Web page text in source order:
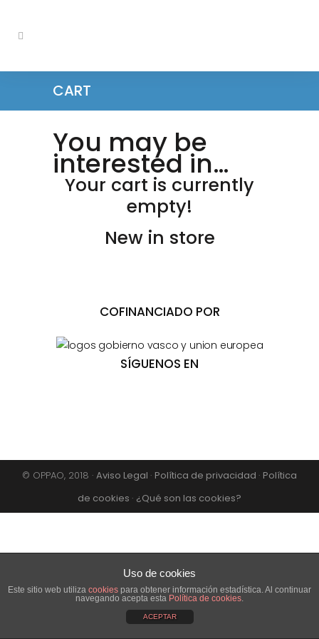
CART
You may be
interested in…
Your cart is currently
empty!
New in store
COFINANCIADO POR
SÍGUENOS EN
© OPPAO, 2018 · Aviso Legal · Política de privacidad · Política
de cookies · ¿Qué son las cookies?
Uso de cookies
Este sitio web utiliza cookies para obtener información estadística. Al continuar
navegando acepta esta Política de cookies.
ACEPTAR